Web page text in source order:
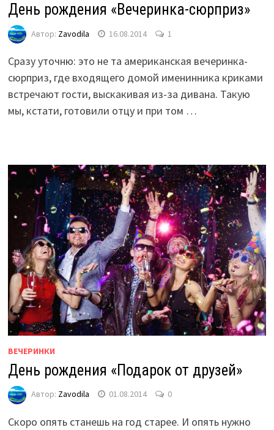
День рождения «Вечеринка-сюрприз»
Автор: Zavodila 16.08.2014 1
Сразу уточню: это не та американская вечеринка-
сюрприз, где входящего домой именинника криками
встречают гости, выскакивая из-за дивана. Такую
мы, кстати, готовили отцу и при том …
ВЕЧЕРИНКИ
День рождения «Подарок от друзей»
Автор: Zavodila 01.08.2014 0
Скоро опять станешь на год старее. И опять нужно